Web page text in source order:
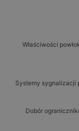
Właściwości
Systemy sygnalizacji
Dobór